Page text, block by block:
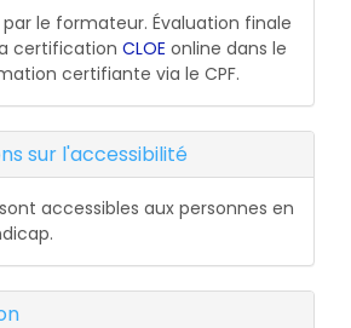
le formateur. Évaluation finale
certification CLOE online dans le
certifiante via le CPF.
sur l'accessibilité
accessibles aux personnes en